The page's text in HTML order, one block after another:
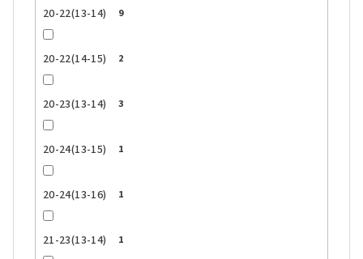
20-22(13-14) 9
20-22(14-15) 2
20-23(13-14) 3
20-24(13-15) 1
20-24(13-16) 1
21-23(13-14) 1